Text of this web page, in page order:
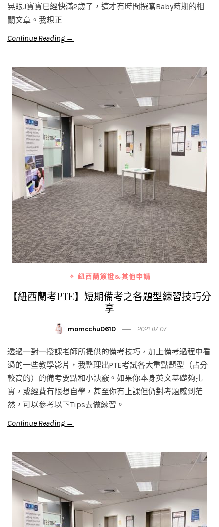
晃眼J寶寶已經快滿2歲了，這才有時間撰寫Baby時期的相
關文章。我想正
Continue Reading →
✧ 紐西蘭簽證&其他申請
【紐西蘭考PTE】短期備考之各題型練習技巧分
享
momochu0610 2021-07-07
透過一對一授課老師所提供的備考技巧，加上備考過程中看
過的一些教學影片，我整理出PTE考試各大重點題型（占分
較高的）的備考要點和小訣竅。如果你本身英文基礎夠扎
實，或經費有限想自學，甚至你有上課但仍對考題感到茫
然，可以參考以下Tips去做練習。
Continue Reading →